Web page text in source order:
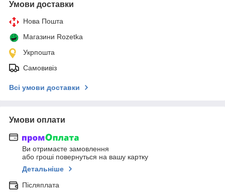
Умови доставки
Нова Пошта
Магазини Rozetka
Укрпошта
Самовивіз
Всі умови доставки
Умови оплати
Ви отримаєте замовлення
або гроші повернуться на вашу картку
Детальніше
Післяплата